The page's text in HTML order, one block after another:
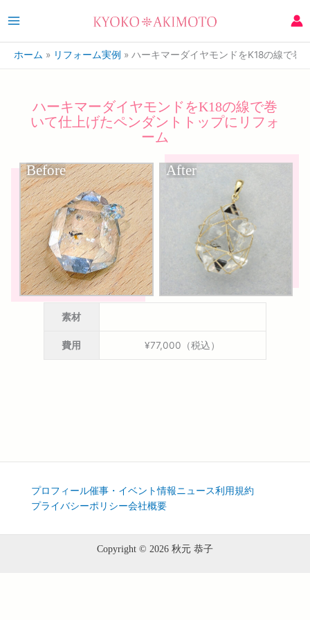
ホーム リフォーム実例 ハーキマーダイヤモンドをK18の線で巻
ハーキマーダイヤモンドをK18の線で巻
いて仕上げたペンダントトップにリフォ
ーム
Before After
素材
費用 ¥77,000（税込）
プロフィール催事・イベント情報ニュース利用規約
プライバシーポリシー会社概要
Copyright © 2026 秋元 恭子